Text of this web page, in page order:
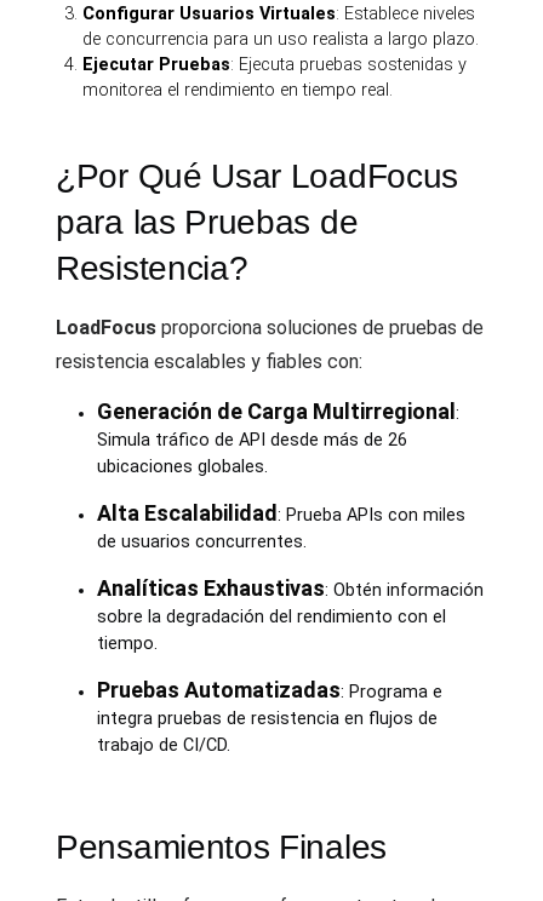
Configurar Usuarios Virtuales: Establece niveles
de concurrencia para un uso realista a largo plazo.
Ejecutar Pruebas: Ejecuta pruebas sostenidas y
monitorea el rendimiento en tiempo real.
¿Por Qué Usar LoadFocus
para las Pruebas de
Resistencia?
LoadFocus proporciona soluciones de pruebas de
resistencia escalables y fiables con:
Generación de Carga Multirregional :
Simula tráfico de API desde más de 26
ubicaciones globales.
Alta Escalabilidad : Prueba APIs con miles
de usuarios concurrentes.
Analíticas Exhaustivas: Obtén información
sobre la degradación del rendimiento con el
tiempo.
Pruebas Automatizadas: Programa e
integra pruebas de resistencia en flujos de
trabajo de CI/CD.
Pensamientos Finales